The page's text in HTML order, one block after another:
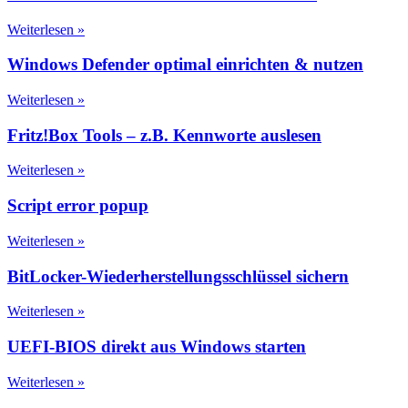
Weiterlesen »
Windows Defender optimal einrichten & nutzen
Weiterlesen »
Fritz!Box Tools – z.B. Kennworte auslesen
Weiterlesen »
Script error popup
Weiterlesen »
BitLocker-Wiederherstellungsschlüssel sichern
Weiterlesen »
UEFI-BIOS direkt aus Windows starten
Weiterlesen »